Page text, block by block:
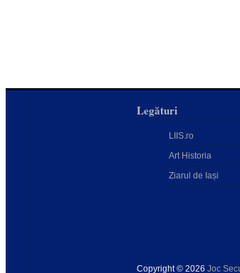
Legături
LIIS.ro
Art Historia
Ziarul de Iași
Copyright © 2026 Joc